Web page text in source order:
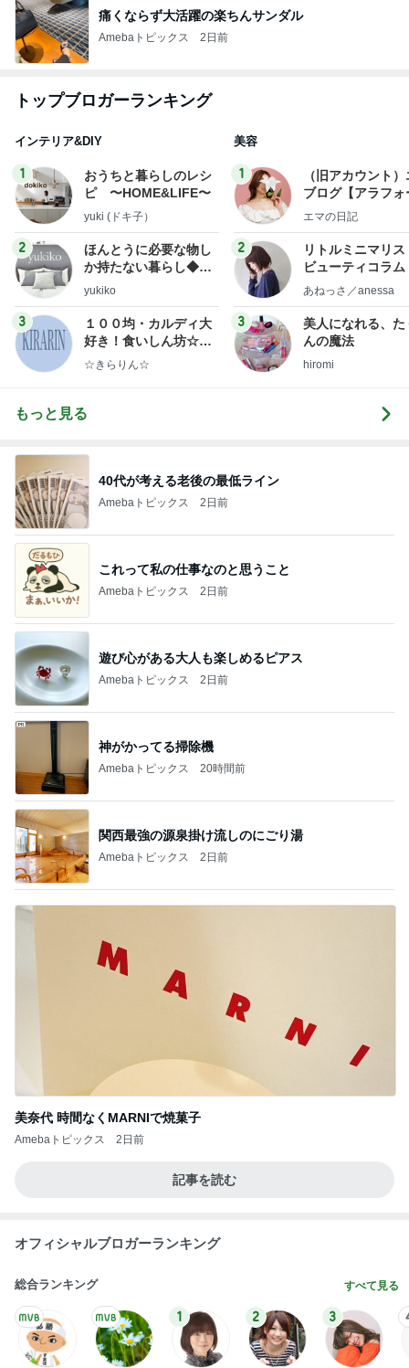
痛くならず大活躍の楽ちんサンダル
Amebaトピックス 2日前
トップブロガーランキング
インテリア&DIY
1
おうちと暮らしのレシ
ピ 〜HOME&LIFE〜
yuki (ドキ子）
2
ほんとうに必要な物し
か持たない暮らし◆Ke
ep Life Simple◆〜イ
yukiko
3
１００均・カルディ大
好き！食いしん坊☆き
らりん☆のブログ
☆きらりん☆
美容
1
（旧アカウント
ブログ【アラフォ
社売却セカンドラ
エマの日記
2
リトルミニマリス
ビューティコラ
little
あねっさ／anessa
3
美人になれる、た
んの魔法
hiromi
もっと見る
40代が考える老後の最低ライン
Amebaトピックス 2日前
これって私の仕事なのと思うこと
Amebaトピックス 2日前
遊び心がある大人も楽しめるピアス
Amebaトピックス 2日前
神がかってる掃除機
Amebaトピックス 20時間前
関西最強の源泉掛け流しのにごり湯
Amebaトピックス 2日前
美奈代 時間なくMARNIで焼菓子
Amebaトピックス 2日前
記事を読む
オフィシャルブロガーランキング
総合ランキング すべて見る
1 2 3